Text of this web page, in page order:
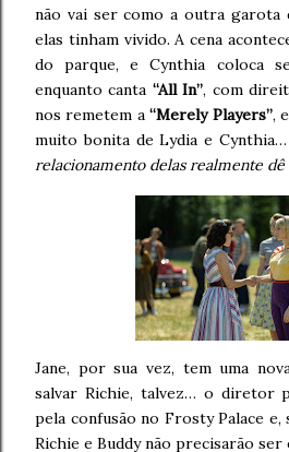
não vai ser como a outra garota
elas tinham vivido. A cena
do parque, e Cynthia coloca
enquanto canta “All In”, com
nos remetem a“Merely Players”,
muito bonita de Lydia e Cynthia…
relacionamento delas realmente
Jane, por sua vez, tem uma
salvar Richie, talvez… o diretor
pela confusão no Frosty Palace e,
Richie e Buddy não precisarão